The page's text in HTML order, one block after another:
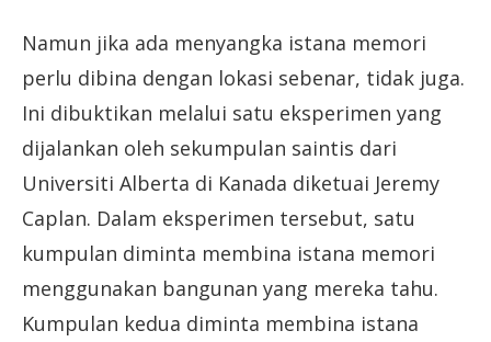
Namun jika ada menyangka istana memori
perlu dibina dengan lokasi sebenar, tidak juga.
Ini dibuktikan melalui satu eksperimen yang
dijalankan oleh sekumpulan saintis dari
Universiti Alberta di Kanada diketuai Jeremy
Caplan. Dalam eksperimen tersebut, satu
kumpulan diminta membina istana memori
menggunakan bangunan yang mereka tahu.
Kumpulan kedua diminta membina istana